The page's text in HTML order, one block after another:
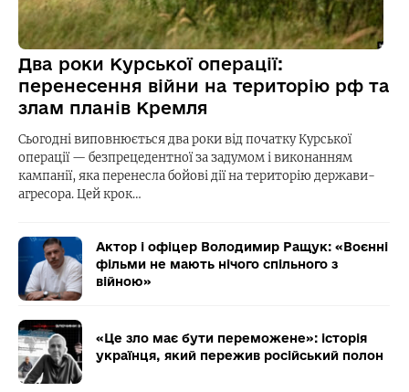
Два роки Курської операції:
перенесення війни на територію рф та
злам планів Кремля
Сьогодні виповнюється два роки від початку Курської
операції — безпрецедентної за задумом і виконанням
кампанії, яка перенесла бойові дії на територію держави-
агресора. Цей крок…
Актор і офіцер Володимир Ращук: «Воєнні
фільми не мають нічого спільного з
війною»
«Це зло має бути переможене»: історія
українця, який пережив російський полон